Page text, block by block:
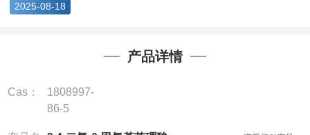
2025-08-18
产品详情
Cas：
1808997-
86-5